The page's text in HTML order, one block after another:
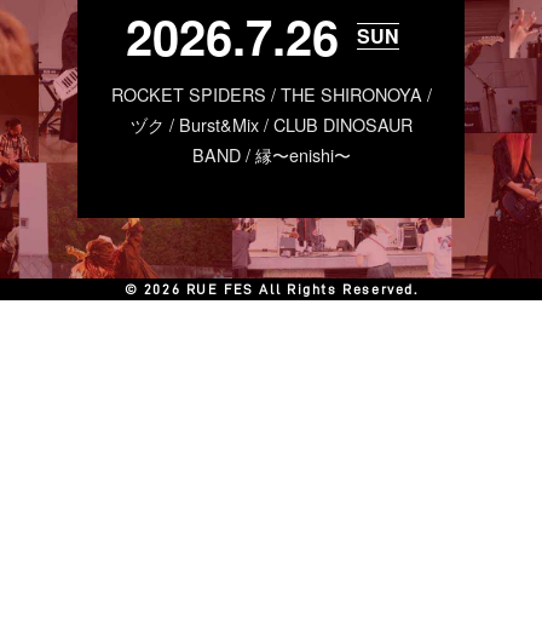
2026.7.26 SUN
ROCKET SPIDERS / THE SHIRONOYA /
ヅク / Burst&Mix / CLUB DINOSAUR
BAND / 縁〜enishi〜
© 2026 RUE FES All Rights Reserved.